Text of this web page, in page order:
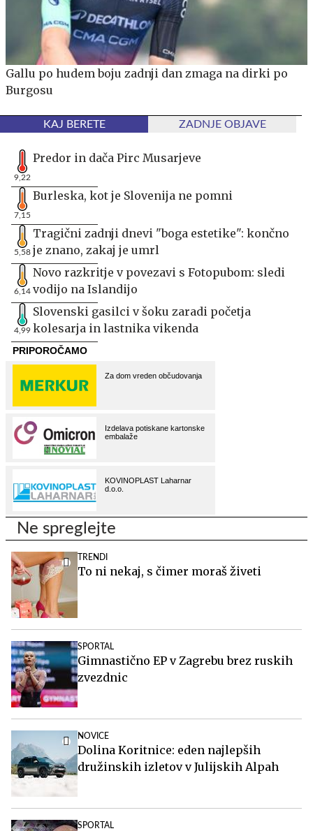
Gallu po hudem boju zadnji dan zmaga na dirki po
Burgosu
KAJ BERETE ZADNJE OBJAVE
9,22
Predor in dača Pirc Musarjeve
7,15
Burleska, kot je Slovenija ne pomni
5,58
Tragični zadnji dnevi "boga estetike": končno
je znano, zakaj je umrl
6,14
Novo razkritje v povezavi s Fotopubom: sledi
vodijo na Islandijo
4,99
Slovenski gasilci v šoku zaradi početja
kolesarja in lastnika vikenda
Ne spreglejte
TRENDI
To ni nekaj, s čimer moraš živeti
SPORTAL
Gimnastično EP v Zagrebu brez ruskih
zvezdnic
NOVICE
Dolina Koritnice: eden najlepših
družinskih izletov v Julijskih Alpah
SPORTAL